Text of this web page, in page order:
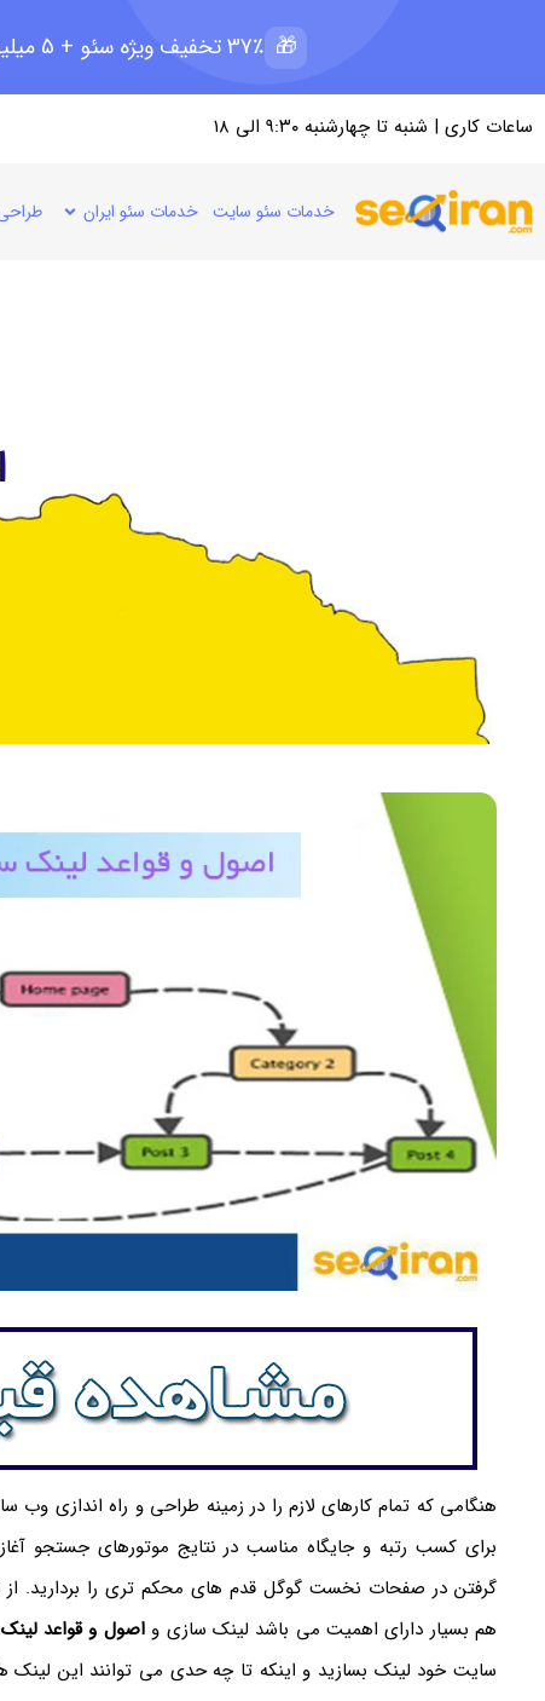
🎁 37٪ تخفیف ویژه سئو + 5 میلیون رپرتاژ رایگان؛ ظرفیت 11 از 15
ساعات کاری | شنبه تا چهارشنبه ۹:۳۰ الی ۱۸
خدمات سئو سایت خدمات سئو ایران
هنگامی که تمام کارهای لازم را در زمینه طراحی و راه اندازی
برای کسب رتبه و جایگاه مناسب در نتایج موتورهای جستجو
گرفتن در صفحات نخست گوگل قدم های محکم تری را بردارید. از
هم بسیار دارای اهمیت می باشد لینک سازی واصول و قواعد
سایت خود لینک بسازید و اینکه تا چه حدی می توانند این لینک